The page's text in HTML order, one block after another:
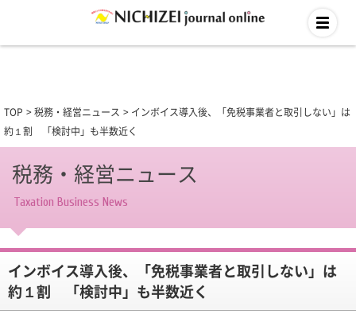
TOP 税務・経営ニュース
インボイス導入後、「免税事業者と取引しない」は
約１割 「検討中」も半数近く
税務・経営ニュース
Taxation Business News
インボイス導入後、「免税事業者と取引しない」は
約１割 「検討中」も半数近く